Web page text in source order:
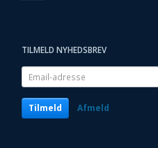
TILMELD NYHEDSBREV
Email-
adresse
Tilmeld Afmeld